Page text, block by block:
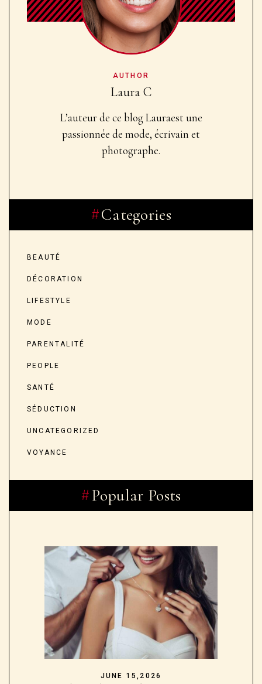
AUTHOR
Laura C
L’auteur de ce blog Lauraest une
passionnée de mode, écrivain et
photographe.
Categories
BEAUTÉ
DÉCORATION
LIFESTYLE
MODE
PARENTALITÉ
PEOPLE
SANTÉ
SÉDUCTION
UNCATEGORIZED
VOYANCE
Popular Posts
JUNE 15,2026